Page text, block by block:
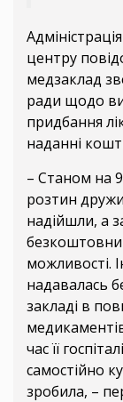
центру
медзаклад
ради щодо
придбання
наданні
– Станом на
розтин
надійшли, а
можливості.
надавалась
закладі в
час її
самостійно
зробила, –